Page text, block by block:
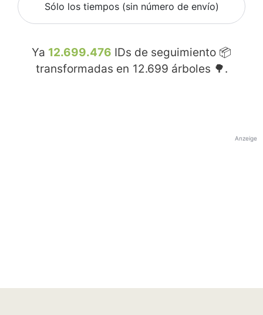
Sólo los tiempos (sin número de envío)
Ya 12.699.476 IDs de seguimiento 📦
transformadas en 12.699 árboles 🌳.
Anzeige